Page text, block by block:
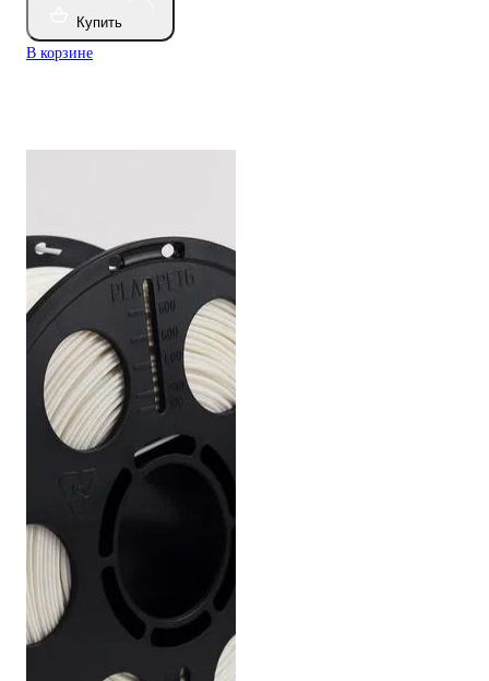
Купить
В корзине